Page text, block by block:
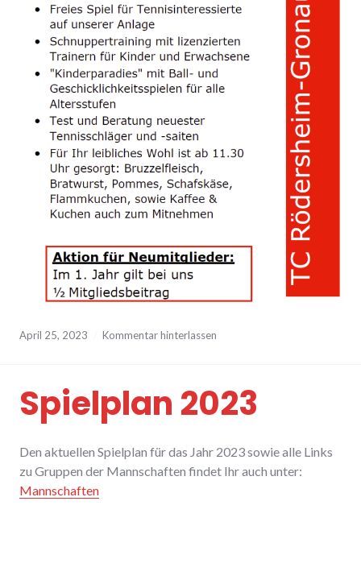
April 25, 2023 Kommentar hinterlassen
Spielplan 2023
Den aktuellen Spielplan für das Jahr 2023 sowie alle Links
zu Gruppen der Mannschaften findet Ihr auch unter:
Mannschaften